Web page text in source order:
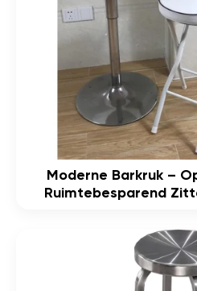
Moderne Barkruk –
Ruimtebesparend